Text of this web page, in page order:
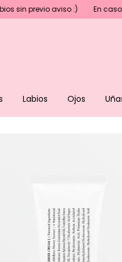
:) En caso de necesitar
Labios Ojos